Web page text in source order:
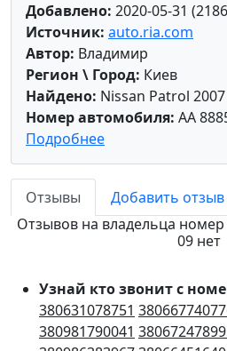
Добавлено: 2020-05-31
Источник: auto.ria.com
Автор: Владимир
Регион \ Город: Киев
Найдено: Nissan Patrol 2007
Номер автомобиля: AA
Подробнее
Отзывы
Добавить отзыв
Отзывов на владельца
09 нет
Узнай кто звонит с
380631078751
380981790041